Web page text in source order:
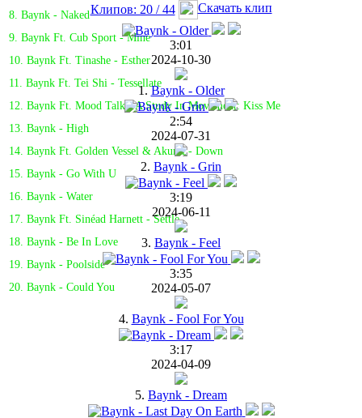
8. Baynk - Naked
9. Baynk Ft. Cub Sport - Mine
10. Baynk Ft. Tinashe - Esther
11. Baynk Ft. Tei Shi - Tessellate
12. Baynk Ft. Mood Talk - A Study In Movement: Kiss Me
13. Baynk - High
14. Baynk Ft. Golden Vessel & Akurei - Down
15. Baynk - Go With U
16. Baynk - Water
17. Baynk Ft. Sinéad Harnett - Settle
18. Baynk - Be In Love
19. Baynk - Poolside
20. Baynk - Could You
Клипов: 20 / 44 Скачать клип
3:01
2024-10-30
1.Baynk - Older
2:54
2024-07-31
2. Baynk - Grin
3:19
2024-06-11
3. Baynk - Feel
3:35
2024-05-07
4. Baynk - Fool For You
3:17
2024-04-09
5. Baynk - Dream